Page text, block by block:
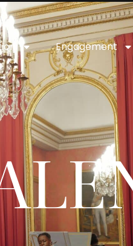
Engagement